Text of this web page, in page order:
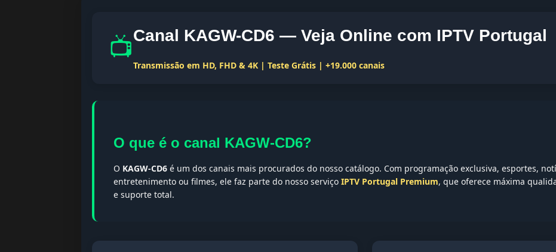
📺Canal KAGW-CD6 — Veja Online com IPTV Portugal
Transmissão em HD, FHD & 4K | Teste Grátis | +19.000 canais
O que é o canal KAGW-CD6?
O KAGW-CD6 é um dos canais mais procurados do nosso catálogo. Com programação exclusiva, esportes,
entretenimento ou filmes, ele faz parte do nosso serviço IPTV Portugal Premium, que oferece máxima
e suporte total.